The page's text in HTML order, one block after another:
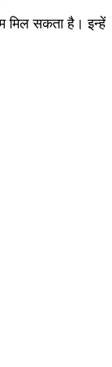
मिल सकता है। इन्हें